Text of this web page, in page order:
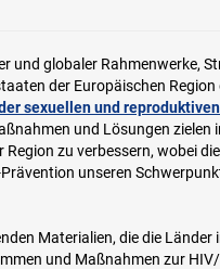
und globaler Rahmenwerke,
der Europäischen Region
sexuellen und
und Lösungen zielen
zu verbessern, wobei
unseren
Materialien, die die Länder
und Maßnahmen zur